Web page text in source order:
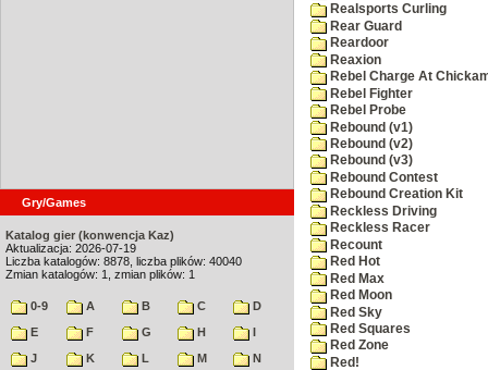
Gry/Games
Katalog gier (konwencja Kaz)
Aktualizacja: 2026-07-19
Liczba katalogów: 8878, liczba plików: 40040
Zmian katalogów: 1, zmian plików: 1
0-9 A B C
D
E
F G H
I
J
K L M
N
Realsports Curling
Rear Guard
Reardoor
Reaxion
Rebel Charge At
Rebel Fighter
Rebel Probe
Rebound (v1)
Rebound (v2)
Rebound (v3)
Rebound Contest
Rebound Creation Kit
Reckless Driving
Reckless Racer
Recount
Red Hot
Red Max
Red Moon
Red Sky
Red Squares
Red Zone
Red!